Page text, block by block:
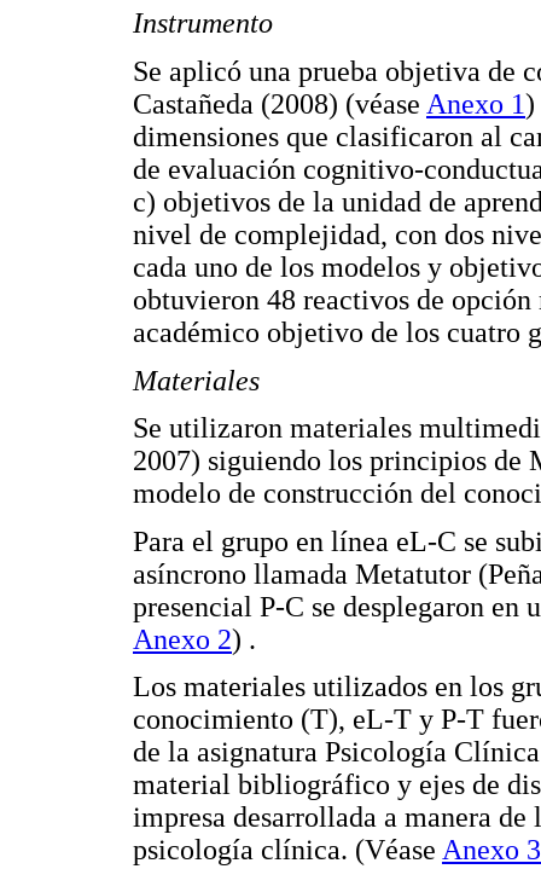
Instrumento
Se aplicó una prueba objetiva de
Castañeda (2008) (véase Anexo 1)
dimensiones que clasificaron al
de evaluación cognitivo-
c) objetivos de la unidad de
nivel de complejidad, con dos
cada uno de los modelos y
obtuvieron 48 reactivos de
académico objetivo de los cuatro
Materiales
Se utilizaron materiales
2007) siguiendo los principios de
modelo de construcción del
Para el grupo en línea eL-C se
asíncrono llamada Metatutor
presencial P-C se desplegaron en
Anexo 2) .
Los materiales utilizados en los
conocimiento (T), eL-T y P-T
de la asignatura Psicología
material bibliográfico y ejes de
impresa desarrollada a manera
psicología clínica. (Véase Anexo 3